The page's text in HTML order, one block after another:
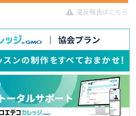
違反報告はこちら